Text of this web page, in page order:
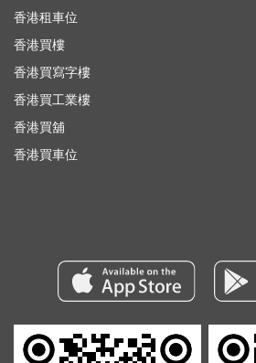
香港租車位
香港買樓
香港買寫字樓
香港買工業樓
香港買舖
香港買車位